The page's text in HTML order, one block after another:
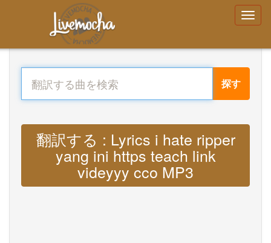
探す
翻訳する : Lyrics i hate ripper
yang ini https teach link
videyyy cco MP3